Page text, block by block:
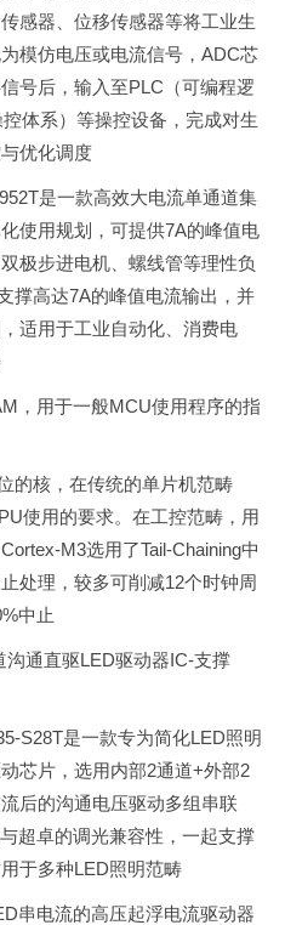
感器、位移传感器等将工业生
模仿电压或电流信号，ADC芯
号后，输入至PLC（可编程逻
体系）等操控设备，完成对生
优化调度
是一款高效大电流单通道集
使用规划，可提供7A的峰值电
极步进电机、螺线管等理性负
撑高达7A的峰值电流输出，并
适用于工业自动化、消费电
用于一般MCU使用程序的指
核，在传统的单片机范畴
使用的要求。在工控范畴，用
M3选用了Tail-Chaining中
处理，较多可削减12个时钟周
中止
通直驱LED驱动器IC-支撑
是一款专为简化LED照明
芯片，选用内部2通道+外部2
后的沟通电压驱动多组串联
超卓的调光兼容性，一起支撑
于多种LED照明范畴
电流的高压起浮电流驱动器